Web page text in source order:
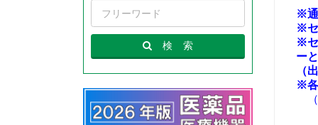
※通
※セ
※セ
ー
（
※各
（
検 索